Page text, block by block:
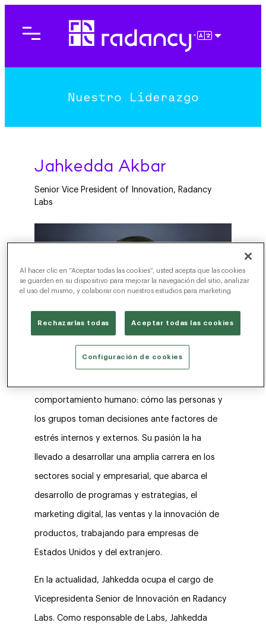
Nuestro Liderazgo
Jahkedda Akbar
Senior Vice President of Innovation, Radancy
Labs
comportamiento humano: cómo las personas y
los grupos toman decisiones ante factores de
estrés internos y externos. Su pasión la ha
llevado a desarrollar una amplia carrera en los
sectores social y empresarial, que abarca el
desarrollo de programas y estrategias, el
marketing digital, las ventas y la innovación de
productos, trabajando para empresas de
Estados Unidos y del extranjero.
En la actualidad, Jahkedda ocupa el cargo de
Vicepresidenta Senior de Innovación en Radancy
Labs. Como responsable de Labs, Jahkedda
Al hacer clic en “Aceptar todas las cookies”, usted acepta que las cookies
se guarden en su dispositivo para mejorar la navegación del sitio, analizar
el uso del mismo, y colaborar con nuestros estudios para marketing.
Rechazarlas todas Aceptar todas las cookies
Configuración de cookies